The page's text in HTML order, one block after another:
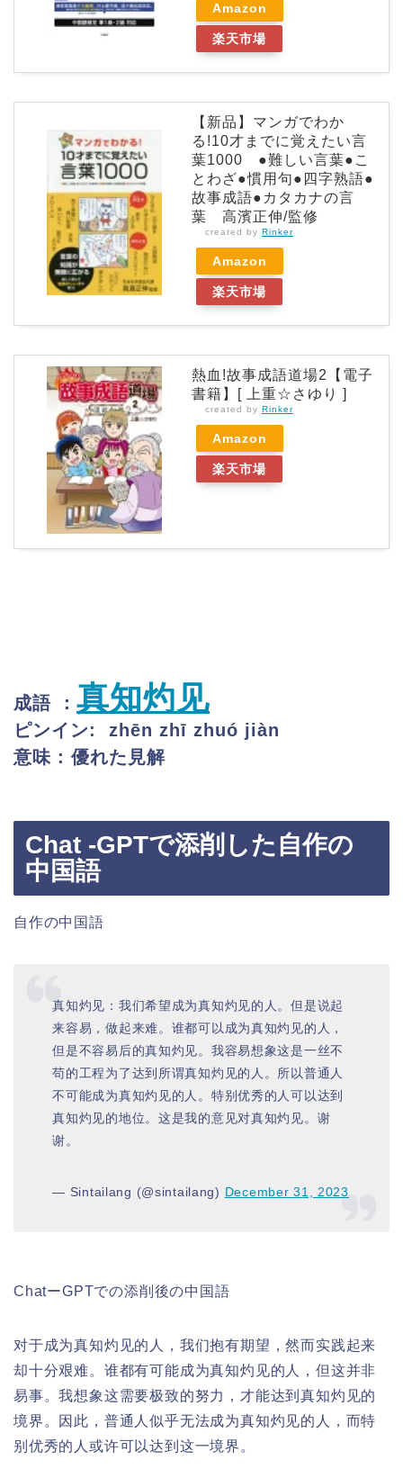
Amazon
楽天市場
【新品】マンガでわか
る!10才までに覚えたい言
葉1000 ●難しい言葉●こ
とわざ●慣用句●四字熟語●
故事成語●カタカナの言
葉 高濱正伸/監修
created by Rinker
Amazon
楽天市場
熱血!故事成語道場2【電子
書籍】[ 上重☆さゆり ]
created by Rinker
Amazon
楽天市場
成語 ： 真知灼见
ピンイン: zhēn zhī zhuó jiàn
意味 : 優れた見解
Chat -GPTで添削した自作の
中国語
自作の中国語
真知灼见：我们希望成为真知灼见的人。但是说起
来容易，做起来难。谁都可以成为真知灼见的人，
但是不容易后的真知灼见。我容易想象这是一丝不
苟的工程为了达到所谓真知灼见的人。所以普通人
不可能成为真知灼见的人。特别优秀的人可以达到
真知灼见的地位。这是我的意见对真知灼见。谢
谢。
— Sintailang (@sintailang) December 31, 2023
ChatーGPTでの添削後の中国語
对于成为真知灼见的人，我们抱有期望，然而实践起来
却十分艰难。谁都有可能成为真知灼见的人，但这并非
易事。我想象这需要极致的努力，才能达到真知灼见的
境界。因此，普通人似乎无法成为真知灼见的人，而特
别优秀的人或许可以达到这一境界。